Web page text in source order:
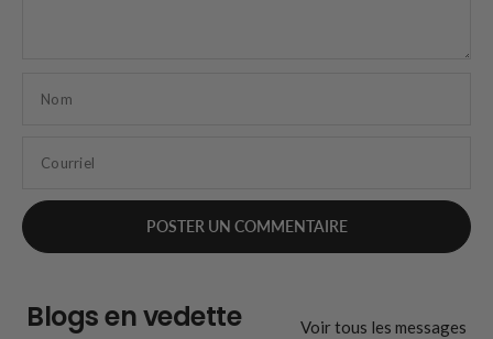
Nom
Courriel
Blogs en vedette Voir tous les messages